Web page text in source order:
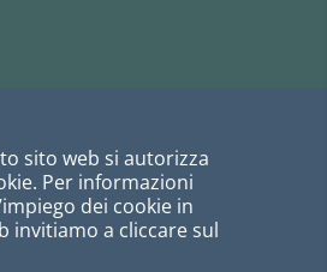
utili
i fornitori
sito web si autorizza
Per informazioni
dei cookie in
invitiamo a cliccare sul